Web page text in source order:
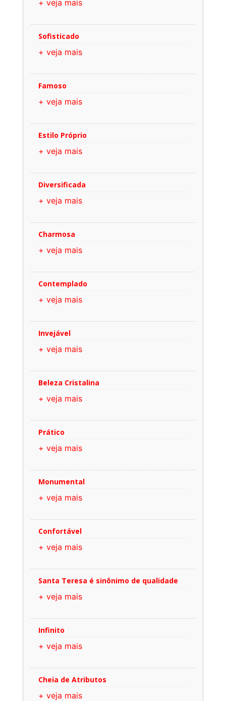
+ veja mais
Sofisticado
+ veja mais
Famoso
+ veja mais
Estilo Próprio
+ veja mais
Diversificada
+ veja mais
Charmosa
+ veja mais
Contemplado
+ veja mais
Invejável
+ veja mais
Beleza Cristalina
+ veja mais
Prático
+ veja mais
Monumental
+ veja mais
Confortável
+ veja mais
Santa Teresa é sinônimo de qualidade
+ veja mais
Infinito
+ veja mais
Cheia de Atributos
+ veja mais